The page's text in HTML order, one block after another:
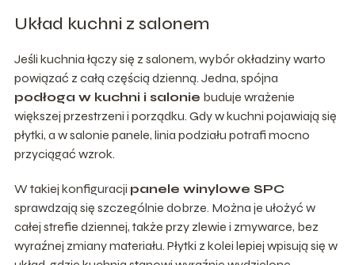
Układ kuchni z salonem
Jeśli kuchnia łączy się z salonem, wybór okładziny warto
powiązać z całą częścią dzienną. Jedna, spójna
podłoga w kuchni i salonie buduje wrażenie
większej przestrzeni i porządku. Gdy w kuchni pojawiają się
płytki, a w salonie panele, linia podziału potrafi mocno
przyciągać wzrok.
W takiej konfiguracji panele winylowe SPC
sprawdzają się szczególnie dobrze. Można je ułożyć w
całej strefie dziennej, także przy zlewie i zmywarce, bez
wyraźnej zmiany materiału. Płytki z kolei lepiej wpisują się w